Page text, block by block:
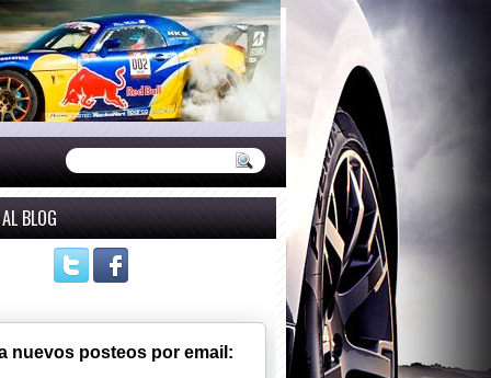
BLOG
nuevos posteos por email: